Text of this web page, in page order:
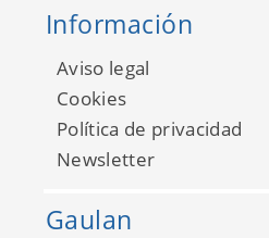
Rose And Nino 29756549
Información
Aviso legal
Cookies
Política de privacidad
Newsletter
Gaulan